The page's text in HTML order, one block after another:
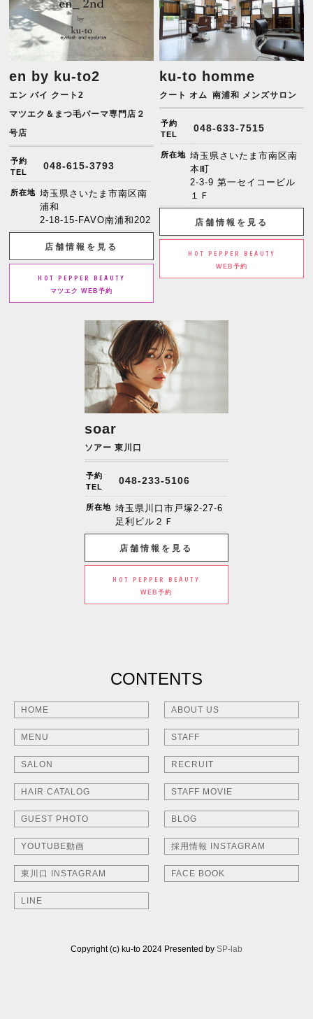
en by ku-to2
エン バイ クート2
マツエク＆まつ毛パーマ専門店２
号店
予約
TEL
048-615-3793
所在地 埼玉県さいたま市南区南
浦和
2-18-15-FAVO南浦和202
店舗情報を見る
HOT PEPPER BEAUTY
マツエク WEB予約
ku-to homme
クート オム 南浦和 メンズサロン
予約
TEL
048-633-7515
所在地 埼玉県さいたま市南区南
本町
2-3-9 第一セイコービル
１Ｆ
店舗情報を見る
HOT PEPPER BEAUTY
WEB予約
soar
ソアー 東川口
予約
TEL
048-233-5106
所在地 埼玉県川口市戸塚2-27-6
足利ビル２Ｆ
店舗情報を見る
HOT PEPPER BEAUTY
WEB予約
CONTENTS
HOME ABOUT US
MENU STAFF
SALON RECRUIT
HAIR CATALOG STAFF MOVIE
GUEST PHOTO BLOG
YOUTUBE動画 採用情報 INSTAGRAM
東川口 INSTAGRAM FACE BOOK
LINE
Copyright (c) ku-to 2024 Presented by SP-lab